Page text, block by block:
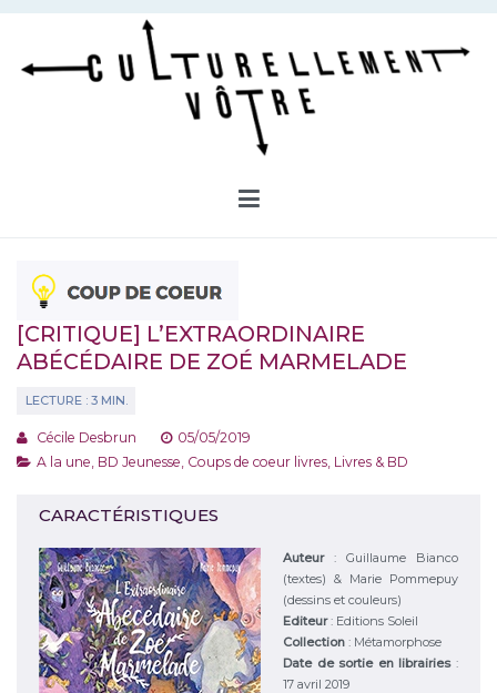
Aller
contenu
[CRITIQUE] L’EXTRAORDINAIRE
ABÉCÉDAIRE DE ZOÉ MARMELADE
Cécile Desbrun
05/05/2019
A la une BD Jeunesse Coups de coeur livres Livres & BD
CARACTÉRISTIQUES
Auteur : Guillaume Bianco
(textes) & Marie Pommepuy
(dessins et couleurs)
Editeur: Editions Soleil
Collection : Métamorphose
Date de sortie en librairies :
17 avril 2019